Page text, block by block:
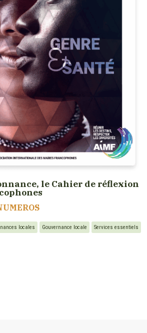
le Cahier de réflexion
locales Gouvernance locale Services essentiels